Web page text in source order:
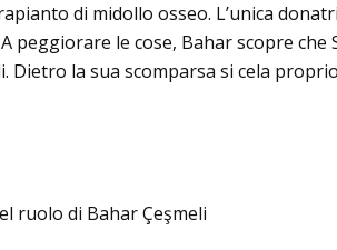
di midollo osseo. L’unica
A peggiorare le cose, Bahar scopre
Dietro la sua scomparsa si cela
ruolo di Bahar Çeşmeli